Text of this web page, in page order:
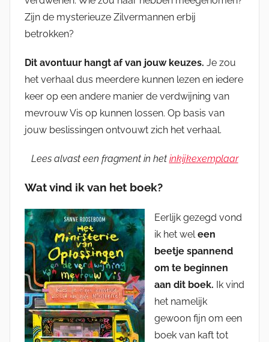
Zijn de mysterieuze Zilvermannen erbij
betrokken?
Dit avontuur hangt af van jouw keuzes. Je zou
het verhaal dus meerdere kunnen lezen en iedere
keer op een andere manier de verdwijning van
mevrouw Vis op kunnen lossen. Op basis van
jouw beslissingen ontvouwt zich het verhaal.
Lees alvast een fragment in het inkijkexemplaar
Wat vind ik van het boek?
Eerlijk gezegd vond
ik het weleen
beetje spannend
om te beginnen
aan dit boek. Ik vind
het namelijk
gewoon fijn om een
boek van kaft tot